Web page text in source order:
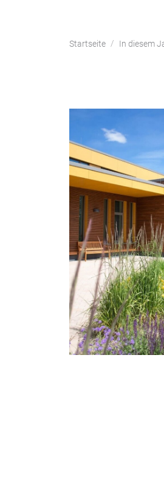
Startseite In diesem
Optionen des Benutzers
Laufzeit:
STATISTIK
Statistik Cookies erfassen
Diese Informationen helfen
unsere Besucher unsere
Google Tag Manager und
Analytics
EXTERNE MEDIEN